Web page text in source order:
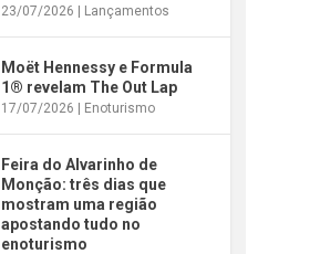
23/07/2026 | Lançamentos
Moët Hennessy e Formula
1® revelam The Out Lap
17/07/2026 | Enoturismo
Feira do Alvarinho de
Monção: três dias que
mostram uma região
apostando tudo no
enoturismo